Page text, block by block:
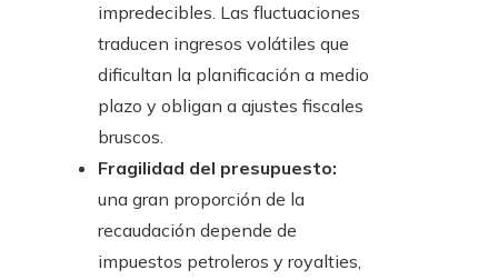
impredecibles. Las fluctuaciones
traducen ingresos volátiles que
dificultan la planificación a medio
plazo y obligan a ajustes fiscales
bruscos.
Fragilidad del presupuesto:
una gran proporción de la
recaudación depende de
impuestos petroleros y royalties,